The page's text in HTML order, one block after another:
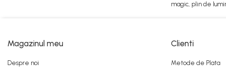
magic, plin de
Magazinul meu
Despre noi
Clienti
Metode de Plata